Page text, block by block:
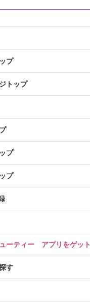
プ
トップ
プ
プ
ーティー アプリをゲット
す